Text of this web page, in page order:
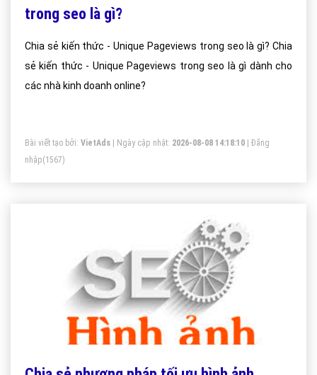
trong seo là gì?
Chia sẻ kiến thức - Unique Pageviews trong seo là gì? Chia
sẻ kiến thức - Unique Pageviews trong seo là gì dành cho
các nhà kinh doanh online?
Bài viết tạo bởi: VietAds | Ngày cập nhật: 2026-08-08 14:18:10
Đăng
nhập(1567)